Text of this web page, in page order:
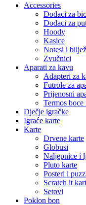
Accessories
Dodaci za
Dodaci za
Hoody
Kasice
Notesi i
Zvučnici
Aparati za kavu
Adapteri za
Futrole za
Prijenosni
Termos boce
Dječje igračke
Igraće karte
Karte
Drvene karte
Globusi
Naljepnice i
Pluto karte
Posteri i
Scratch it
Setovi
Poklon bon